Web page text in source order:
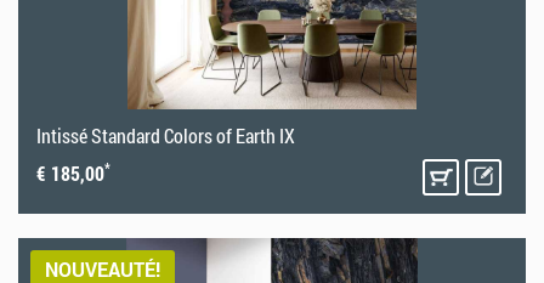
Intissé Standard Colors of Earth IX
€ 185,00*
NOUVEAUTÉ!